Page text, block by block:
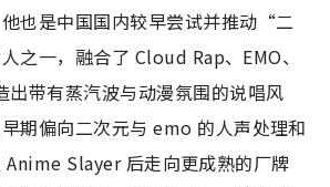
也是中国国内较早尝试并推动“二
之一，融合了 Cloud Rap、EMO、
出带有蒸汽波与动漫氛围的说唱风
期偏向二次元与 emo 的人声处理和
Anime Slayer 后走向更成熟的厂牌